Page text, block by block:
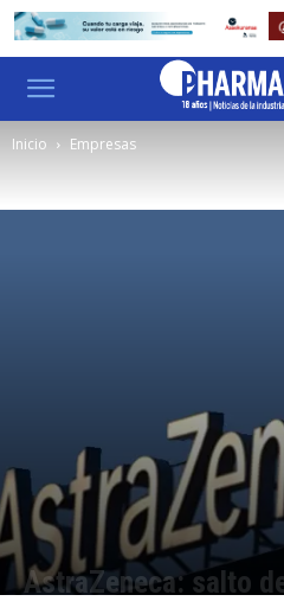
Inicio Empresas
AstraZeneca: salto